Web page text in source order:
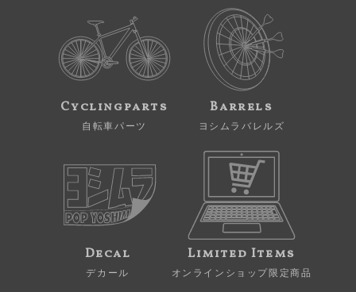
Cyclingparts
自転車パーツ
Barrels
ヨシムラバレルズ
Decal
デカール
Limited Items
オンラインショップ限定商品